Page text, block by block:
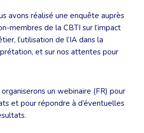
avons réalisé une enquête auprès
membres de la CBTI sur l’impact
l’utilisation de l’IA dans la
et sur nos attentes pour
un webinaire (FR) pour
et pour répondre à d’éventuelles